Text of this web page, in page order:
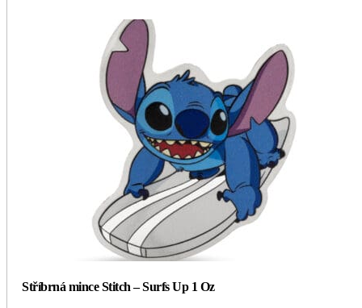
Stříbrná mince Stitch – Surfs Up 1 Oz